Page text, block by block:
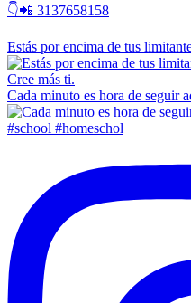
👇📲 3137658158
Estás por encima de tus
Cada minuto es hora de seguir